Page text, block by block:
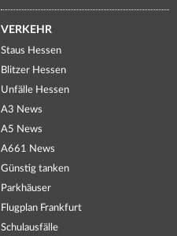
VERKEHR
Staus Hessen
Blitzer Hessen
Unfälle Hessen
A3 News
A5 News
A661 News
Günstig tanken
Parkhäuser
Flugplan Frankfurt
Schulausfälle